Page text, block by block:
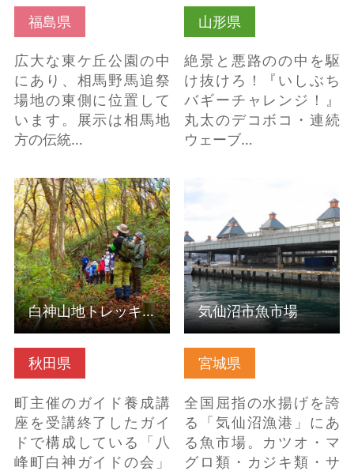
福島県
広大な東ケ丘公園の中
にあり、相馬野馬追祭
場地の東側に位置して
います。展示は相馬地
方の伝統…
山形県
絶景と悪路のの中を駆
け抜けろ！『いしぶち
バギーチャレンジ！』
丸太のデコボコ・連続
ウェーブ…
秋田県
町主催のガイド養成講
座を受講終了したガイ
ドで構成している「八
峰町白神ガイドの会」
白神山地トレッキング
（ガイド付） の詳細は
こちら
白神山地トレッキング（ガイド付）
宮城県
全国屈指の水揚げを誇
る「気仙沼漁港」にあ
る魚市場。カツオ・マ
グロ類・カジキ類・サ
はこちら
気仙沼市魚市場